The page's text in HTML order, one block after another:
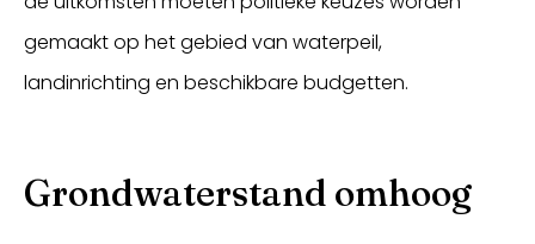
gemaakt op het gebied van waterpeil,
landinrichting en beschikbare budgetten.
Grondwaterstand omhoog